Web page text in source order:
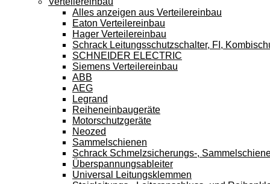
Alles anzeigen aus Verteilereinbau
Eaton Verteilereinbau
Hager Verteilereinbau
Schrack Leitungsschutzschalter, FI,
SCHNEIDER ELECTRIC
Siemens Verteilereinbau
ABB
AEG
Legrand
Reiheneinbaugeräte
Motorschutzgeräte
Neozed
Sammelschienen
Schrack Schmelzsicherungs-,
Überspannungsableiter
Universal Leitungsklemmen